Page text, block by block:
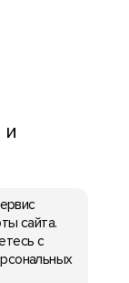
и
права
сайта.
с